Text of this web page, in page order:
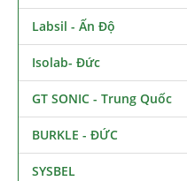
Labsil - Ấn Độ
Isolab- Đức
GT SONIC - Trung Quốc
BURKLE - ĐỨC
SYSBEL